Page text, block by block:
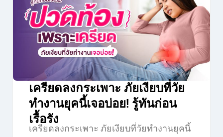
เครียดลงกระเพาะ ภัยเงียบที่วัย
ทำงานยุคนี้เจอบ่อย! รู้ทันก่อน
เรื้อรัง
เครียดลงกระเพาะ ภัยเงียบที่วัยทำงานยุคนี้